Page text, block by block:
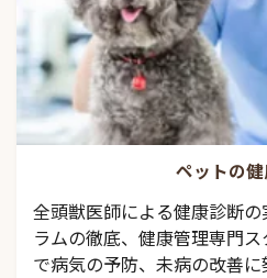
ペットの
全頭獣医師による健康診断
ラムの徹底、健康管理専門
で病気の予防、未病の改善に